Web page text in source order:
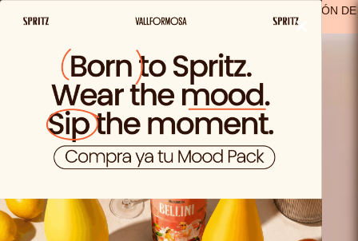
(A EXCEPCIÓN DE
LOS PRODUCTOS SOLO VIDA)
×